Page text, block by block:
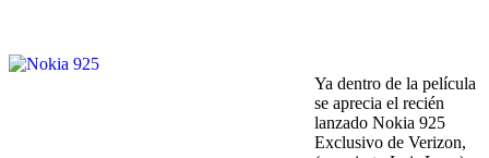
Ya dentro de la película
se aprecia el recién
lanzado Nokia 925
Exclusivo de Verizon,